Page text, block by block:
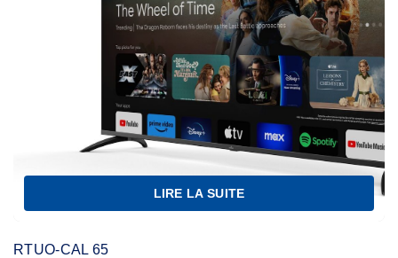
LIRE LA SUITE
RTUO-CAL 65